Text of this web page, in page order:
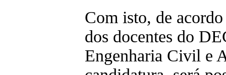
Com isto, de
dos docentes do
Engenharia Civil e